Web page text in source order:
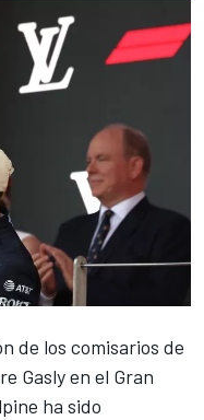
de los comisarios de
Gaslyen el Gran
ha sido